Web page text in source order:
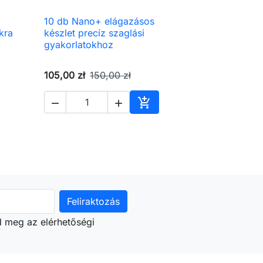
 Előnézet
10 db Nano+ elágazásos
készlet precíz szaglási
gyakorlatokhoz
105,00 zł 150,00 zł
  
Kosárba
meg az elérhetőségi